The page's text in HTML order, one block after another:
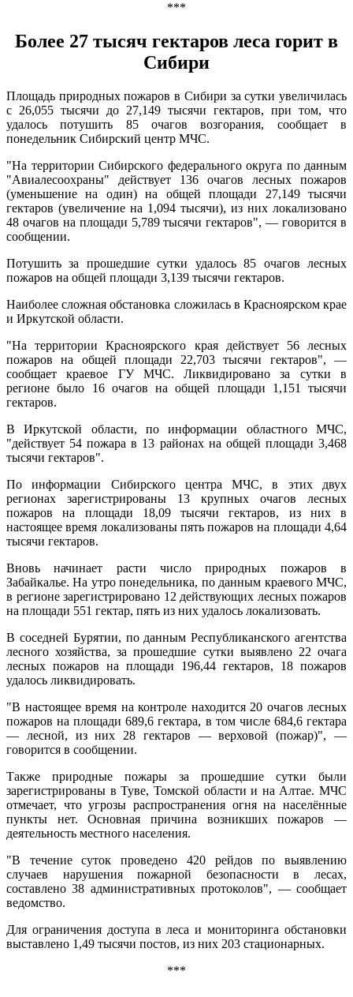
***
Более 27 тысяч гектаров леса горит в
Сибири
Площадь природных пожаров в Сибири за сутки увеличилась
с 26,055 тысячи до 27,149 тысячи гектаров, при том, что
удалось потушить 85 очагов возгорания, сообщает в
понедельник Сибирский центр МЧС.
"На территории Сибирского федерального округа по данным
"Авиалесоохраны" действует 136 очагов лесных пожаров
(уменьшение на один) на общей площади 27,149 тысячи
гектаров (увеличение на 1,094 тысячи), из них локализовано
48 очагов на площади 5,789 тысячи гектаров", — говорится в
сообщении.
Потушить за прошедшие сутки удалось 85 очагов лесных
пожаров на общей площади 3,139 тысячи гектаров.
Наиболее сложная обстановка сложилась в Красноярском крае
и Иркутской области.
"На территории Красноярского края действует 56 лесных
пожаров на общей площади 22,703 тысячи гектаров", —
сообщает краевое ГУ МЧС. Ликвидировано за сутки в
регионе было 16 очагов на общей площади 1,151 тысячи
гектаров.
В Иркутской области, по информации областного МЧС,
"действует 54 пожара в 13 районах на общей площади 3,468
тысячи гектаров".
По информации Сибирского центра МЧС, в этих двух
регионах зарегистрированы 13 крупных очагов лесных
пожаров на площади 18,09 тысячи гектаров, из них в
настоящее время локализованы пять пожаров на площади 4,64
тысячи гектаров.
Вновь начинает расти число природных пожаров в
Забайкалье. На утро понедельника, по данным краевого МЧС,
в регионе зарегистрировано 12 действующих лесных пожаров
на площади 551 гектар, пять из них удалось локализовать.
В соседней Бурятии, по данным Республиканского агентства
лесного хозяйства, за прошедшие сутки выявлено 22 очага
лесных пожаров на площади 196,44 гектаров, 18 пожаров
удалось ликвидировать.
"В настоящее время на контроле находится 20 очагов лесных
пожаров на площади 689,6 гектара, в том числе 684,6 гектара
— лесной, из них 28 гектаров — верховой (пожар)", —
говорится в сообщении.
Также природные пожары за прошедшие сутки были
зарегистрированы в Туве, Томской области и на Алтае. МЧС
отмечает, что угрозы распространения огня на населённые
пункты нет. Основная причина возникших пожаров —
деятельность местного населения.
"В течение суток проведено 420 рейдов по выявлению
случаев нарушения пожарной безопасности в лесах,
составлено 38 административных протоколов", — сообщает
ведомство.
Для ограничения доступа в леса и мониторинга обстановки
выставлено 1,49 тысячи постов, из них 203 стационарных.
***